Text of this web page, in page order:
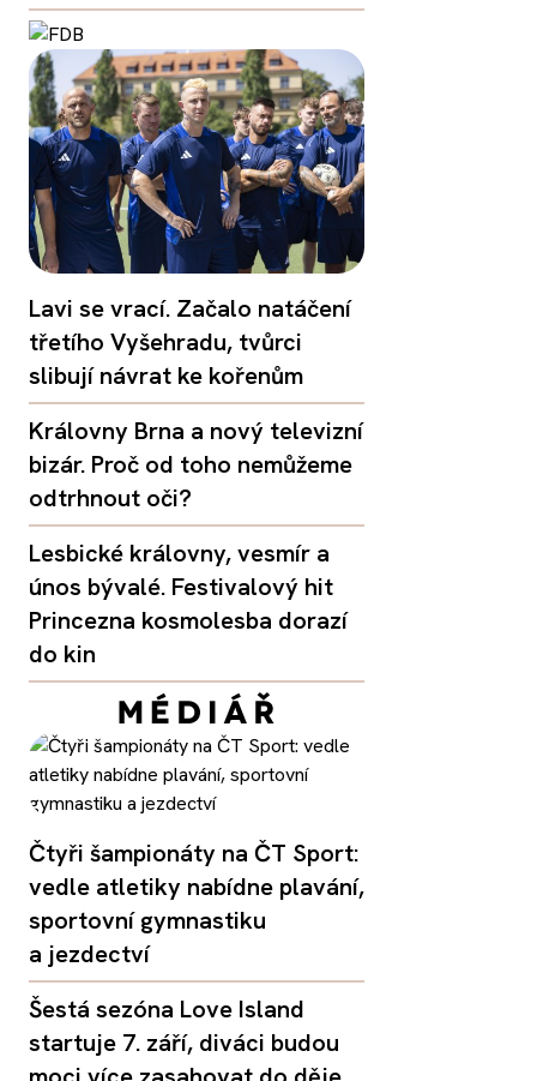
Lavi se vrací. Začalo natáčení
třetího Vyšehradu, tvůrci
slibují návrat ke kořenům
Královny Brna a nový televizní
bizár. Proč od toho nemůžeme
odtrhnout oči?
Lesbické královny, vesmír a
únos bývalé. Festivalový hit
Princezna kosmolesba dorazí
do kin
Čtyři šampionáty na ČT Sport:
vedle atletiky nabídne plavání,
sportovní gymnastiku
a jezdectví
Šestá sezóna Love Island
startuje 7. září, diváci budou